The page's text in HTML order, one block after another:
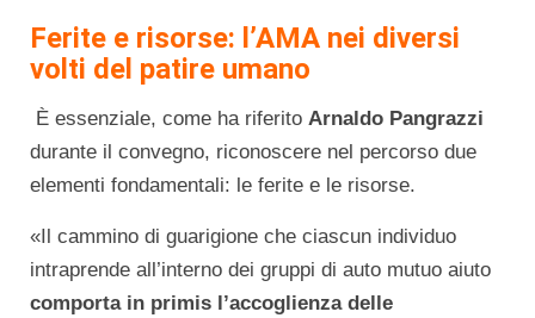
Ferite e risorse: l’AMA nei diversi
volti del patire umano
È essenziale, come ha riferito Arnaldo Pangrazzi
durante il convegno, riconoscere nel percorso due
elementi fondamentali: le ferite e le risorse.
«Il cammino di guarigione che ciascun individuo
intraprende all’interno dei gruppi di auto mutuo aiuto
comporta in primis l’accoglienza delle